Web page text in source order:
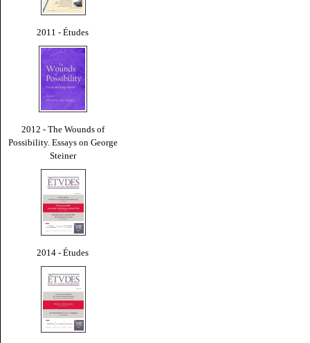
2011 - Études
2012 - The Wounds of
Possibility. Essays on George
Steiner
2014 - Études